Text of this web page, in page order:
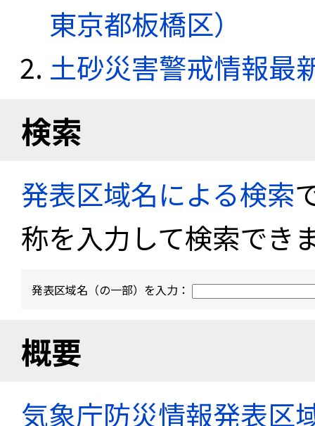
東京都板橋区）
土砂災害警戒情報最
検索
発表区域名による検索
称を入力して検索でき
発表区域名（の一部）を入力：
概要
気象庁防災情報発表区